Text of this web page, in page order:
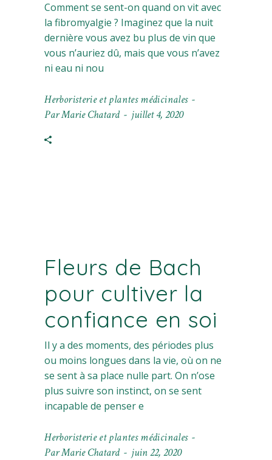
Comment se sent-on quand on vit avec
la fibromyalgie ? Imaginez que la nuit
dernière vous avez bu plus de vin que
vous n’auriez dû, mais que vous n’avez
ni eau ni nou
Herboristerie et plantes médicinales
ParMarie Chatard juillet 4, 2020
Fleurs de Bach
pour cultiver la
confiance en soi
Il y a des moments, des périodes plus
ou moins longues dans la vie, où on ne
se sent à sa place nulle part. On n’ose
plus suivre son instinct, on se sent
incapable de penser e
Herboristerie et plantes médicinales
ParMarie Chatard juin 22, 2020